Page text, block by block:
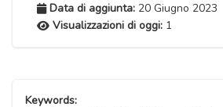
Data di aggiunta: 20 Giugno 2023
Visualizzazioni di oggi: 1
Keywords: